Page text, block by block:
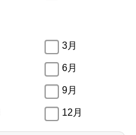
3月
6月
9月
12月